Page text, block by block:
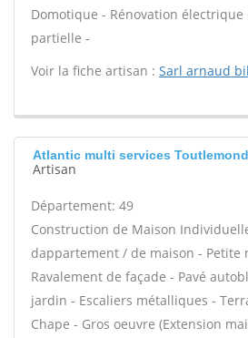
Domotique - Rénovation électrique
partielle -
Voir la fiche artisan : Sarl arnaud
Atlantic multi services
Artisan
Département: 49
Construction de Maison
dappartement / de maison - Petite
Ravalement de façade - Pavé
jardin - Escaliers métalliques -
Chape - Gros oeuvre (Extension